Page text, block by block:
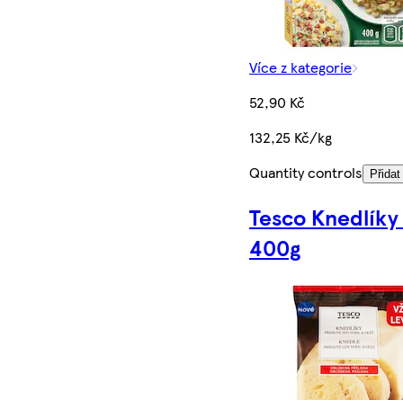
Více z kategorie
52,90 Kč
132,25 Kč/kg
Quantity controls
Přidat
Tesco
400g